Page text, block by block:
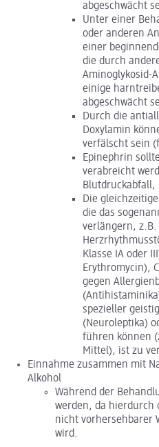
abgeschwächt
Unter einer
oder anderen
einer
die durch
Aminoglykosid-
einige
abgeschwächt
Durch die
Doxylamin
verfälscht sein
Epinephrin
verabreicht
Blutdruckabfall,
Die
die das
verlängern,
Klasse IA oder
Erythromycin),
gegen
spezieller
(Neuroleptika)
führen können
Mittel), ist zu
Einnahme zusammen mit
Alkohol
Während der
werden, da hierdurch
nicht vorhersehbarer
wird.